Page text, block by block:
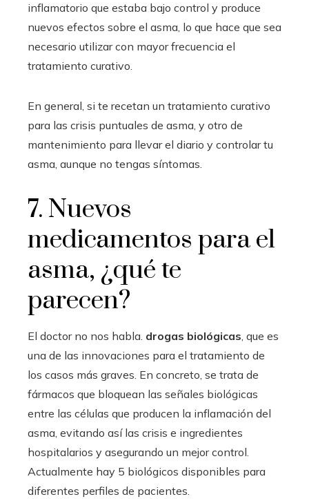
inflamatorio que estaba bajo control y produce
nuevos efectos sobre el asma, lo que hace que sea
necesario utilizar con mayor frecuencia el
tratamiento curativo.
En general, si te recetan un tratamiento curativo
para las crisis puntuales de asma, y ​​otro de
mantenimiento para llevar el diario y controlar tu
asma, aunque no tengas síntomas.
7. Nuevos
medicamentos para el
asma, ¿qué te
parecen?
El doctor no nos habla. drogas biológicas, que es
una de las innovaciones para el tratamiento de
los casos más graves. En concreto, se trata de
fármacos que bloquean las señales biológicas
entre las células que producen la inflamación del
asma, evitando así las crisis e ingredientes
hospitalarios y asegurando un mejor control.
Actualmente hay 5 biológicos disponibles para
diferentes perfiles de pacientes.